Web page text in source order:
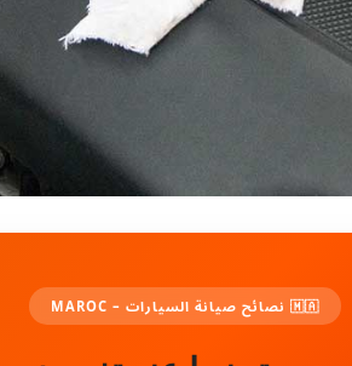
🇲🇦 نصائح صيانة السيارات – MAROC